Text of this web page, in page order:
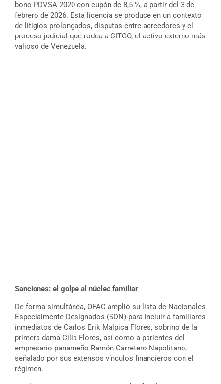
bono PDVSA 2020 con cupón de 8,5 %, a partir del 3 de
febrero de 2026. Esta licencia se produce en un contexto
de litigios prolongados, disputas entre acreedores y el
proceso judicial que rodea a CITGO, el activo externo más
valioso de Venezuela.
Sanciones: el golpe al núcleo familiar
De forma simultánea, OFAC amplió su lista de Nacionales
Especialmente Designados (SDN) para incluir a familiares
inmediatos de Carlos Erik Malpica Flores, sobrino de la
primera dama Cilia Flores, así como a parientes del
empresario panameño Ramón Carretero Napolitano,
señalado por sus extensos vínculos financieros con el
régimen.